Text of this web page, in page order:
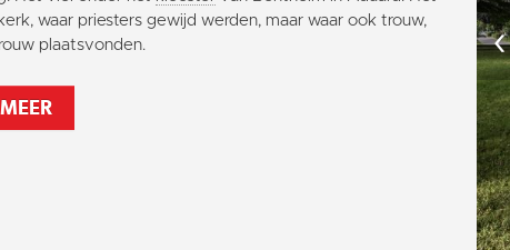
waar priesters gewijd werden, maar waar ook trouw,
plaatsvonden.
‹